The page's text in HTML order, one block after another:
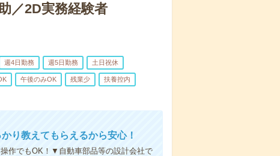
／2D実務経験者
週4日勤務 週5日勤務 土日祝休
午後のみOK 残業少 扶養控内
り教えてもらえるから安心！
作でもOK！▼自動車部品等の設計会社で